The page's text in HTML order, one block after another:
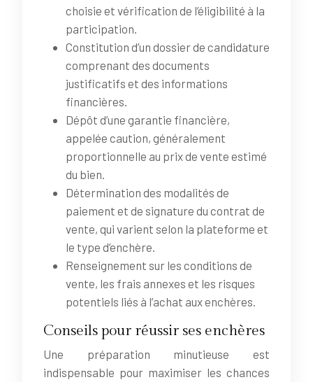
choisie et vérification de l’éligibilité à la
participation.
Constitution d’un dossier de candidature
comprenant des documents
justificatifs et des informations
financières.
Dépôt d’une garantie financière,
appelée caution, généralement
proportionnelle au prix de vente estimé
du bien.
Détermination des modalités de
paiement et de signature du contrat de
vente, qui varient selon la plateforme et
le type d’enchère.
Renseignement sur les conditions de
vente, les frais annexes et les risques
potentiels liés à l’achat aux enchères.
Conseils pour réussir ses enchères
Une préparation minutieuse est
indispensable pour maximiser les chances